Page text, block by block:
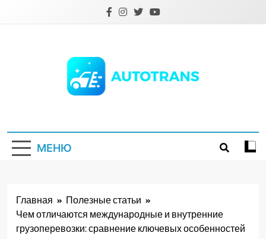
МЕНЮ
Главная
Полезные статьи
Чем отличаются международные и внутренние
грузоперевозки: сравнение ключевых особенностей